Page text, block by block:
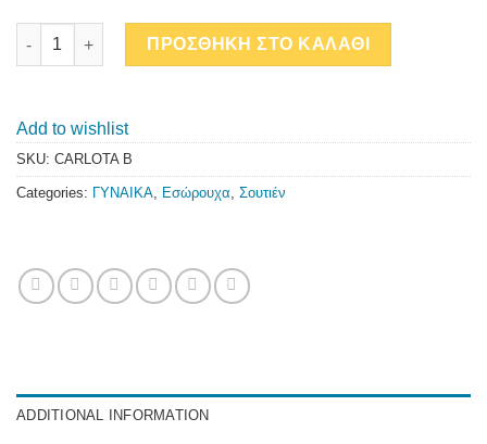
CARLOTA B STRAPLESS quantity
ΠΡΟΣΘΗΚΗ ΣΤΟ ΚΑΛΑΘΙ
Add to wishlist
SKU: CARLOTA B
Categories: ΓΥΝΑΙΚΑ, Εσώρουχα, Σουτιέν
ADDITIONAL INFORMATION